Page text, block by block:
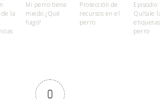
la
Mi perro tiene
miedo ¿Qué
hago?
Protección de
recursos en el
perro
Episodio
Quítale
perro
0